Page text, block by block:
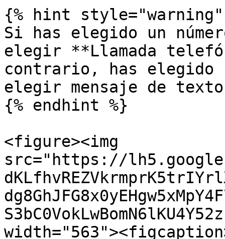
{% hint style="warning"
Si has elegido un
elegir **Llamada
contrario, has elegido
elegir mensaje de
{% endhint %}
<figure><img
src="https://